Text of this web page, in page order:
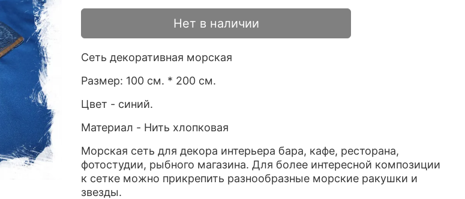
Нет в наличии
Сеть декоративная морская
Размер: 100 см. * 200 см.
Цвет - синий.
Материал - Нить хлопковая
Морская сеть для декора интерьера бара, кафе, ресторана,
фотостудии, рыбного магазина. Для более интересной композиции
к сетке можно прикрепить разнообразные морские ракушки и
звезды.